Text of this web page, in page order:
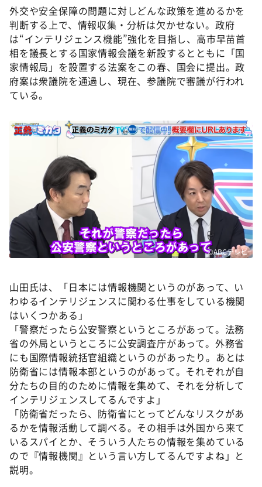
外交や安全保障の問題に対しどんな政策を進めるかを
判断する上で、情報収集・分析は欠かせない。政府
は“インテリジェンス機能”強化を目指し、高市早苗首
相を議長とする国家情報会議を新設するとともに「国
家情報局」を設置する法案をこの春、国会に提出。政
府案は衆議院を通過し、現在、参議院で審議が行われ
ている。
©ABCテレビ
山田氏は、「日本には情報機関というのがあって、い
わゆるインテリジェンスに関わる仕事をしている機関
はいくつかある」
「警察だったら公安警察というところがあって。法務
省の外局というところに公安調査庁があって。外務省
にも国際情報統括官組織というのがあったり。あとは
防衛省には情報本部というのがあって。それぞれが自
分たちの目的のために情報を集めて、それを分析して
インテリジェンスしてるんですよ」
「防衛省だったら、防衛省にとってどんなリスクがあ
るかを情報活動して調べる。その相手は外国から来て
いるスパイとか、そういう人たちの情報を集めている
ので『情報機関』という言い方してるんですよね」と
説明。